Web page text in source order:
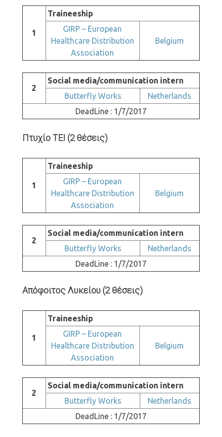
1
Traineeship
GIRP – European
Healthcare Distribution
Association
Belgium
2
Social media/communication intern
Butterfly Works
Netherlands
DeadLine : 1/7/2017
Πτυχίο ΤΕΙ (2 θέσεις)
1
Traineeship
GIRP – European
Healthcare Distribution
Association
Belgium
2
Social media/communication intern
Butterfly Works
Netherlands
DeadLine : 1/7/2017
Απόφοιτος Λυκείου (2 θέσεις)
1
Traineeship
GIRP – European
Healthcare Distribution
Association
Belgium
2
Social media/communication intern
Butterfly Works
Netherlands
DeadLine : 1/7/2017